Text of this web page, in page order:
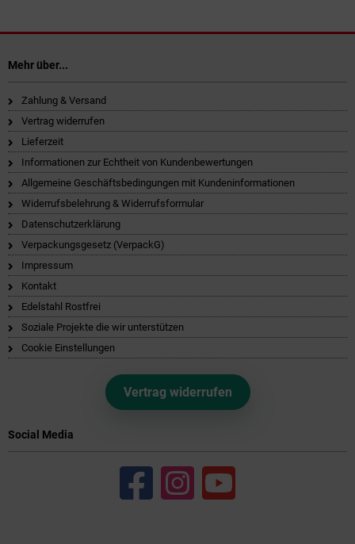
Mehr über...
Zahlung & Versand
Vertrag widerrufen
Lieferzeit
Informationen zur Echtheit von Kundenbewertungen
Allgemeine Geschäftsbedingungen mit Kundeninformationen
Widerrufsbelehrung & Widerrufsformular
Datenschutzerklärung
Verpackungsgesetz (VerpackG)
Impressum
Kontakt
Edelstahl Rostfrei
Soziale Projekte die wir unterstützen
Cookie Einstellungen
Vertrag widerrufen
Social Media